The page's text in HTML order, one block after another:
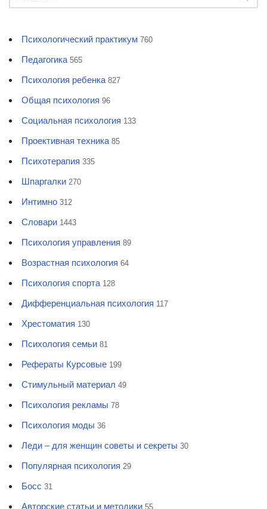
Психологический практикум 760
Педагогика 565
Психология ребенка 827
Общая психология 96
Социальная психология 133
Проективная техника 85
Психотерапия 335
Шпаргалки 270
Интимно 312
Словари 1443
Психология управления 89
Возрастная психология 64
Психология спорта 128
Дифференциальная психология 117
Хрестоматия 130
Психология семьи 81
Рефераты Курсовые 199
Стимульный материал 49
Психология рекламы 78
Психология моды 36
Леди – для женщин советы и секреты 30
Популярная психология 29
Босс 31
Авторские статьи и методики 55